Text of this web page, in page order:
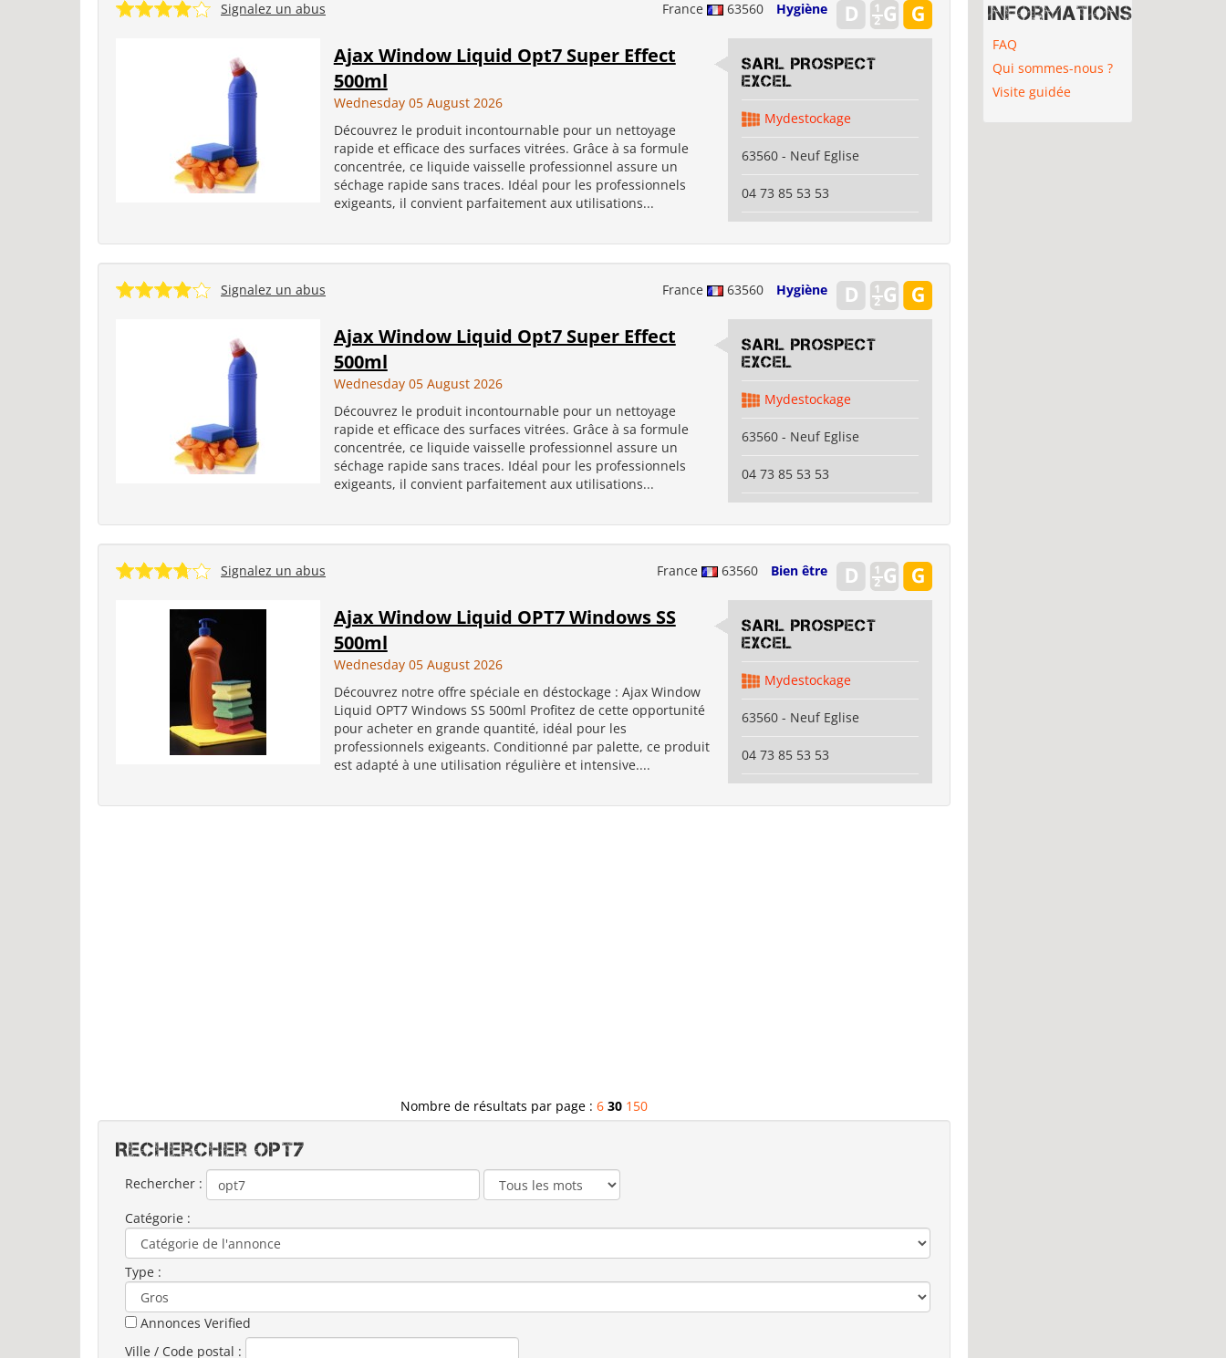
France 63560 Hygiène
Signalez un abus
Ajax Window Liquid Opt7 Super Effect
500ml
Wednesday 05 August 2026
Découvrez le produit incontournable pour un nettoyage
rapide et efficace des surfaces vitrées. Grâce à sa formule
concentrée, ce liquide vaisselle professionnel assure un
séchage rapide sans traces. Idéal pour les professionnels
exigeants, il convient parfaitement aux utilisations...
SARL PROSPECT
EXCEL
Mydestockage
63560 - Neuf Eglise
04 73 85 53 53
France 63560 Hygiène
Signalez un abus
Ajax Window Liquid Opt7 Super Effect
500ml
Wednesday 05 August 2026
Découvrez le produit incontournable pour un nettoyage
rapide et efficace des surfaces vitrées. Grâce à sa formule
concentrée, ce liquide vaisselle professionnel assure un
séchage rapide sans traces. Idéal pour les professionnels
exigeants, il convient parfaitement aux utilisations...
SARL PROSPECT
EXCEL
Mydestockage
63560 - Neuf Eglise
04 73 85 53 53
France 63560 Bien être
Signalez un abus
Ajax Window Liquid OPT7 Windows SS
500ml
Wednesday 05 August 2026
Découvrez notre offre spéciale en déstockage : Ajax Window
Liquid OPT7 Windows SS 500ml Profitez de cette opportunité
pour acheter en grande quantité, idéal pour les
professionnels exigeants. Conditionné par palette, ce produit
est adapté à une utilisation régulière et intensive....
SARL PROSPECT
EXCEL
Mydestockage
63560 - Neuf Eglise
04 73 85 53 53
Nombre de résultats par page : 6 30 150
Rechercher OPT7
Rechercher :
Catégorie :
Type :
Annonces Verified
Ville / Code postal :
Informations
FAQ
Qui sommes-nous ?
Visite guidée